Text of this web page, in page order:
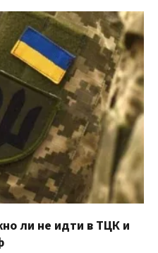
ли не идти в ТЦК и